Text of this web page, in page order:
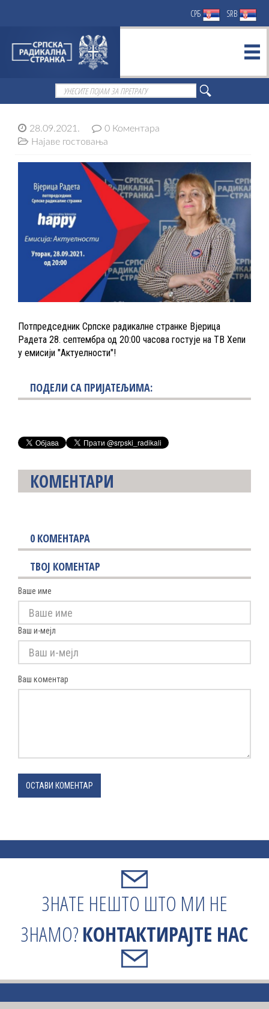
СРБ SRB
28.09.2021.
0 Коментара
Најаве гостовања
Потпредседник Српске радикалне странке Вјерица
Радета 28. септембра од 20:00 часова гостује на ТВ Хепи
у емисији "Актуелности"!
ПОДЕЛИ СА ПРИЈАТЕЉИМА:
КОМЕНТАРИ
0 КОМЕНТАРА
ТВОЈ КОМЕНТАР
Ваше име
Ваш и-мејл
Ваш коментар
ОСТАВИ КОМЕНТАР
ЗНАТЕ НЕШТО ШТО МИ НЕ
ЗНАМО?КОНТАКТИРАЈТЕ НАС